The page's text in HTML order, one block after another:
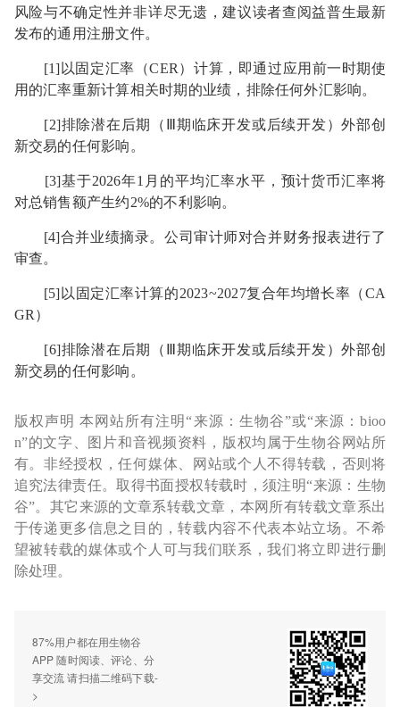
风险与不确定性并非详尽无遗，建议读者查阅益普生最新
发布的通用注册文件。
[1]以固定汇率（CER）计算，即通过应用前一时期使
用的汇率重新计算相关时期的业绩，排除任何外汇影响。
[2]排除潜在后期（Ⅲ期临床开发或后续开发）外部创
新交易的任何影响。
[3]基于2026年1月的平均汇率水平，预计货币汇率将
对总销售额产生约2%的不利影响。
[4]合并业绩摘录。公司审计师对合并财务报表进行了
审查。
[5]以固定汇率计算的2023~2027复合年均增长率（CA
GR）
[6]排除潜在后期（Ⅲ期临床开发或后续开发）外部创
新交易的任何影响。
版权声明 本网站所有注明“来源：生物谷”或“来源：bioo
n”的文字、图片和音视频资料，版权均属于生物谷网站所
有。非经授权，任何媒体、网站或个人不得转载，否则将
追究法律责任。取得书面授权转载时，须注明“来源：生物
谷”。其它来源的文章系转载文章，本网所有转载文章系出
于传递更多信息之目的，转载内容不代表本站立场。不希
望被转载的媒体或个人可与我们联系，我们将立即进行删
除处理。
87%用户都在用生物谷
APP 随时阅读、评论、分
享交流 请扫描二维码下载-
>